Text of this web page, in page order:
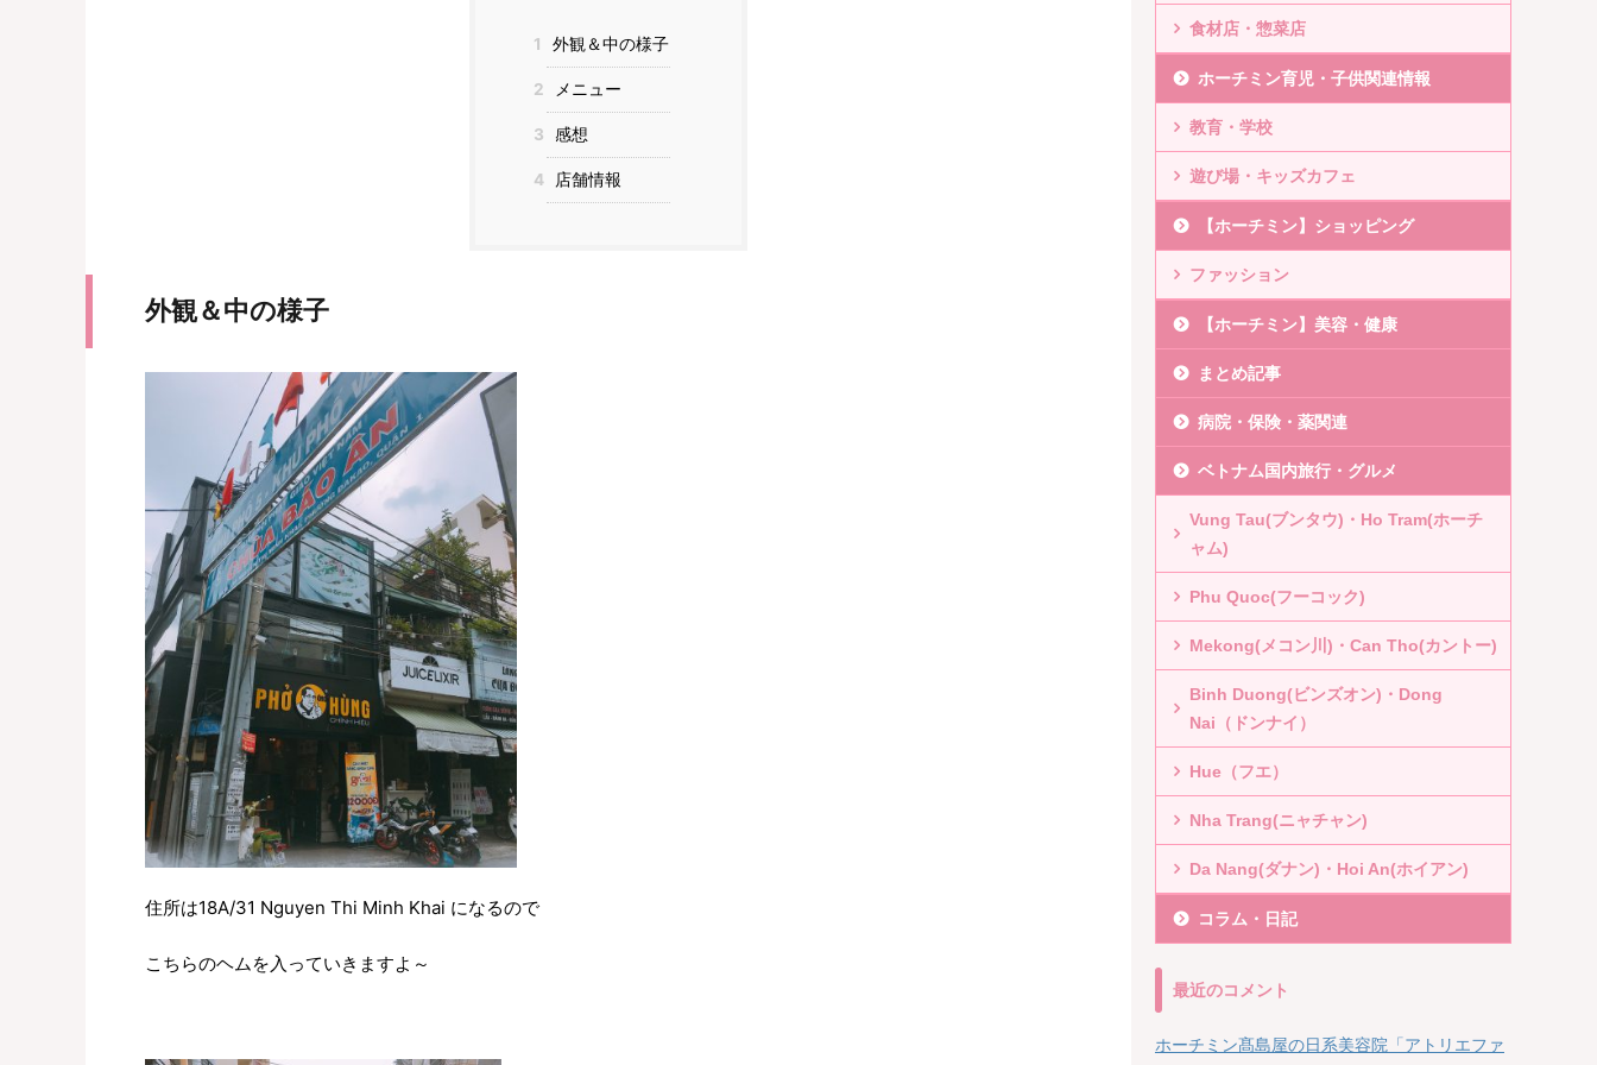
1 外観＆中の様子
2 メニュー
3 感想
4 店舗情報
外観＆中の様子
住所は18A/31 Nguyen Thi Minh Khai になるので
こちらのヘムを入っていきますよ～
食材店・惣菜店
ホーチミン育児・子供関連情報
教育・学校
遊び場・キッズカフェ
【ホーチミン】ショッピング
ファッション
【ホーチミン】美容・健康
まとめ記事
病院・保険・薬関連
ベトナム国内旅行・グルメ
Vung Tau(ブンタウ)・Ho Tram(ホーチ
ャム)
Phu Quoc(フーコック)
Mekong(メコン川)・Can Tho(カントー)
Binh Duong(ビンズオン)・Dong
Nai（ドンナイ）
Hue（フエ）
Nha Trang(ニャチャン)
Da Nang(ダナン)・Hoi An(ホイアン)
コラム・日記
最近のコメント
ホーチミン髙島屋の日系美容院「アトリエファ